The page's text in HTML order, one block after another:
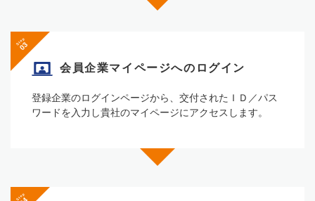
Step
会員企業マイページへの ログイン
登録企業のログインページから、交付されたＩＤ／パス
ワードを⼊⼒し貴社のマイページにアクセスします。
Step